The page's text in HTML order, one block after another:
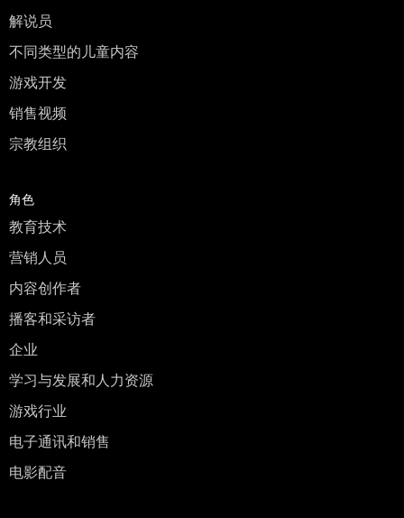
解说员
不同类型的儿童内容
游戏开发
销售视频
宗教组织
角色
教育技术
营销人员
内容创作者
播客和采访者
企业
学习与发展和人力资源
游戏行业
电子通讯和销售
电影配音